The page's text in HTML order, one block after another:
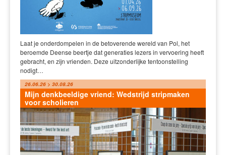
Laat je onderdompelen in de betoverende wereld van Pol, het
beroemde Deense beertje dat generaties lezers in vervoering heeft
gebracht, en zijn vrienden. Deze uitzonderlijke tentoonstelling
nodigt…
26.06.26 > 30.08.26
Mijn denkbeeldige vriend: Wedstrijd stripmaken
voor scholieren